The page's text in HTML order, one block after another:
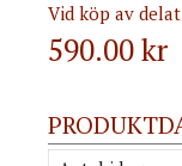
Vid köp av
590.00kr